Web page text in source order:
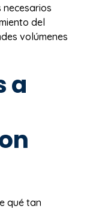
necesarios
del
volúmenes
a
qué tan